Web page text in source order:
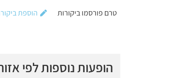
טרם פורסמו ביקורות הוספת
הופעות נוספות לפי